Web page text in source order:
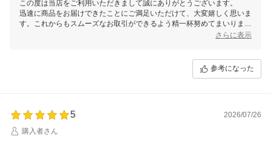
この度は当店をご利用いただきまして誠にありがとうございます。
迅速に商品をお届けできたことにご満足いただけて、大変嬉しく思いま
す。これからもスムーズなお取引ができるよう精一杯努めてまいりま
さらに表示
参考になった
5
2026/07/26
購入者さん